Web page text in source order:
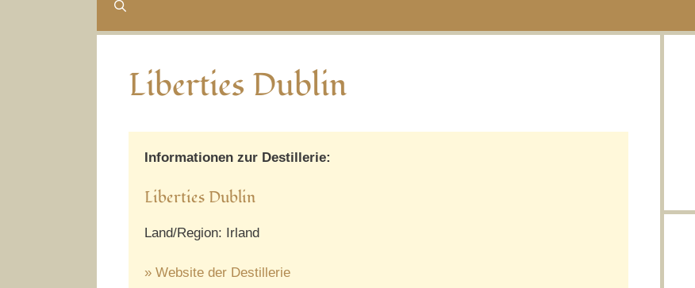
Liberties Dublin
Informationen zur Destillerie:
Liberties Dublin
Land/Region: Irland
» Website der Destillerie